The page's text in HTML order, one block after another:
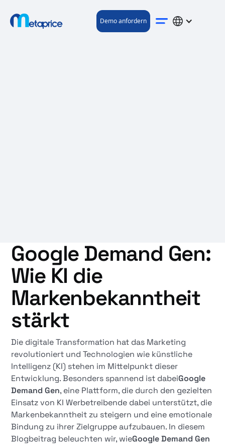
Demo anfordern
Google Demand Gen:
Wie KI die
Markenbekanntheit
stärkt
Die digitale Transformation hat das Marketing
revolutioniert und Technologien wie künstliche
Intelligenz (KI) stehen im Mittelpunkt dieser
Entwicklung. Besonders spannend ist dabeiGoogle
Demand Gen, eine Plattform, die durch den gezielten
Einsatz von KI Werbetreibende dabei unterstützt, die
Markenbekanntheit zu steigern und eine emotionale
Bindung zu ihrer Zielgruppe aufzubauen. In diesem
Blogbeitrag beleuchten wir, wieGoogle Demand Gen